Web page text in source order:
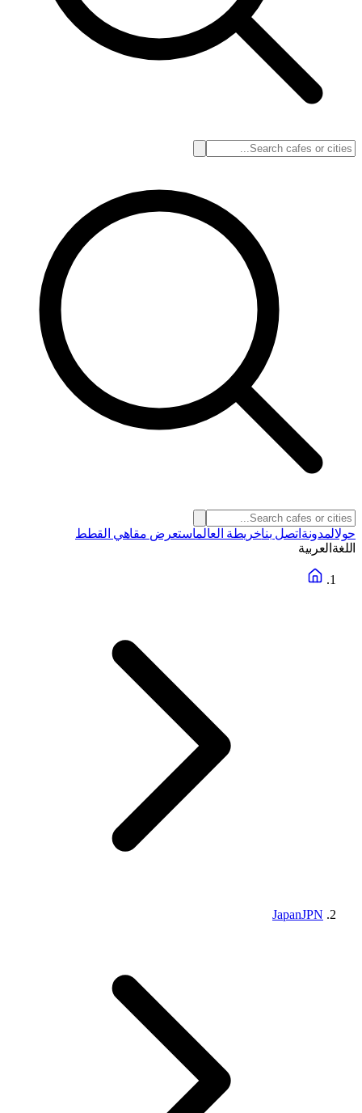
حولالمدونة اتصل بناخريطة العالماستعرض مقاهي القطط
اللغة العربية
JapanJPN